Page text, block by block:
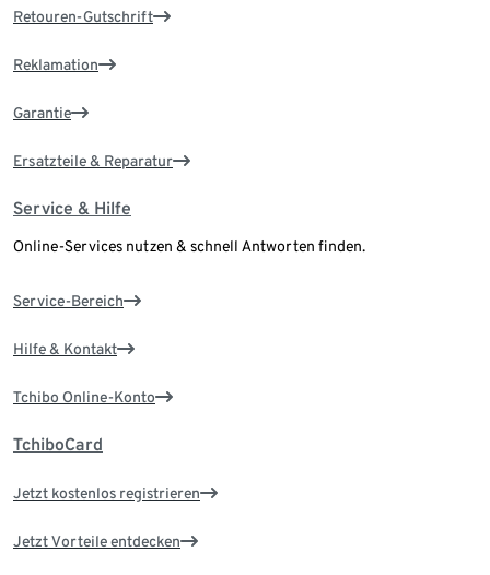
Retouren-Gutschrift
Reklamation
Garantie
Ersatzteile & Reparatur
Service & Hilfe
Online-Services nutzen & schnell Antworten finden.
Service-Bereich
Hilfe & Kontakt
Tchibo Online-Konto
TchiboCard
Jetzt kostenlos registrieren
Jetzt Vorteile entdecken